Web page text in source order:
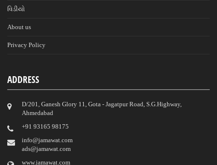
વિડીયો
About us
Privacy Policy
ADDRESS
D/201, Ganesh Glory 11, Gota - Jagatpur Road, S.G.Highway,
Ahmedabad
‎+91 93165 98175
info@jamawat.com
ads@jamawat.com
www.jamawat.com